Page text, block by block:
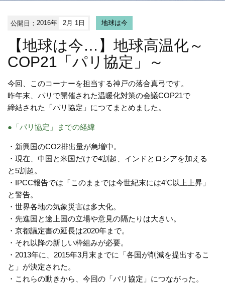
公開日：2016年 2月 1日 地球は今
【地球は今…】地球高温化～
COP21「パリ協定」～
今回、このコーナーを担当する神戸の落合真弓です。
昨年末、パリで開催された温暖化対策の会議COP21で
締結された「パリ協定」につてまとめました。
●「パリ協定」までの経緯
・新興国のCO2排出量が急増中。
・現在、中国と米国だけで4割超、インドとロシアを加える
と5割超。
・IPCC報告では「このままでは今世紀末には4℃以上上昇」
と警告。
・世界各地の気象災害は多大化。
・先進国と途上国の立場や意見の隔たりは大きい。
・京都議定書の延長は2020年まで。
・それ以降の新しい枠組みが必要。
・2013年に、2015年3月末までに「各国が削減を提出するこ
と」が決定された。
・これらの動きから、今回の「パリ協定」につながった。